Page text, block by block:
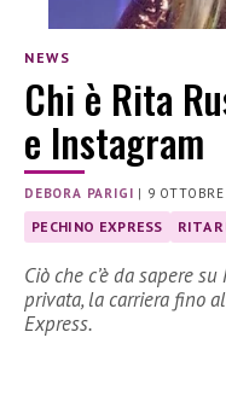
NEWS
Chi è Rita
e Instagram
DEBORA PARIGI | 9
PECHINO EXPRESS RITA
Ciò che c’è da sapere
privata, la carriera fino
Express.